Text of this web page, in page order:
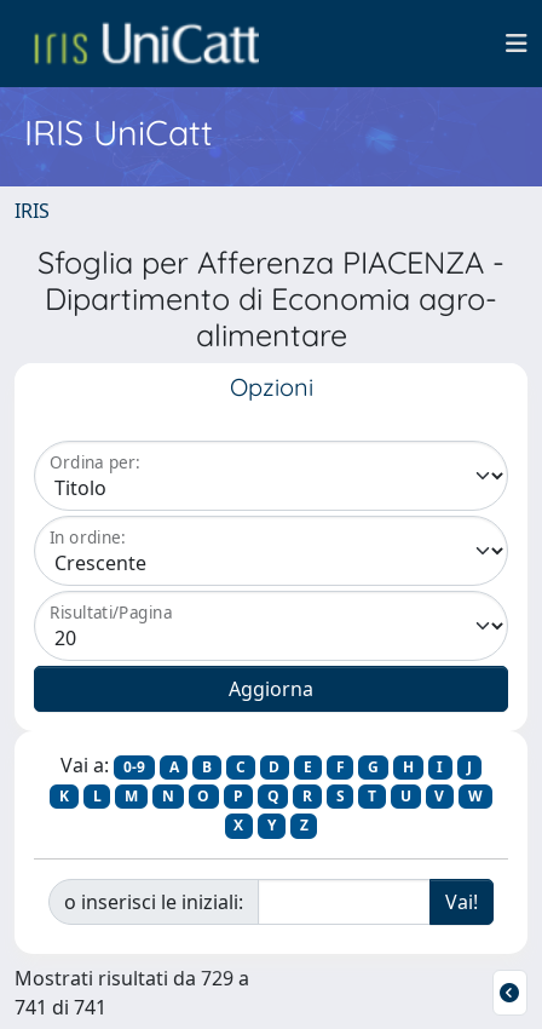
IRIS UniCatt
IRIS
Sfoglia per Afferenza PIACENZA -
Dipartimento di Economia agro-
alimentare
Opzioni
Ordina per:
In ordine:
Risultati/Pagina
Vai a: 0-9 A B C D E F G H I
J
K
L M N O P Q R S T U V
W
X
Y Z
o inserisci le iniziali:
Mostrati risultati da 729 a
741 di 741